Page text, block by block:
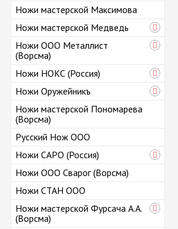
Ножи мастерской Максимова
Ножи мастерской Медведь
Ножи ООО Металлист
(Ворсма)
Ножи НОКС (Россия)
Ножи Оружейникъ
Ножи мастерской Пономарева
(Ворсма)
Русский Нож ООО
Ножи САРО (Россия)
Ножи ООО Сварог (Ворсма)
Ножи СТАН ООО
Ножи мастерской Фурсача А.А.
(Ворсма)